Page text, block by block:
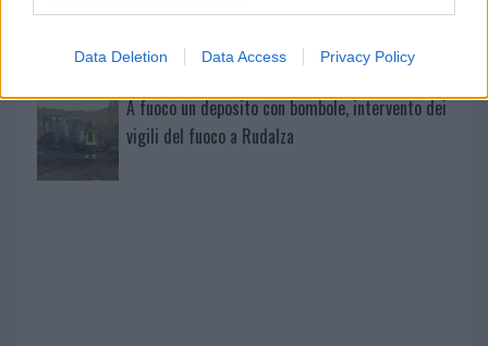
Data Deletion Data Access Privacy Policy
Incendio nella notte a Olbia, a fuoco due furgoni
A fuoco un deposito con bombole, intervento dei
vigili del fuoco a Rudalza